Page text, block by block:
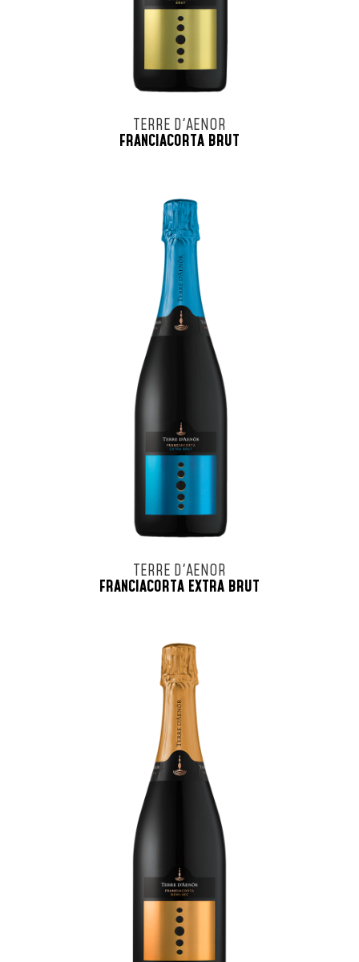
TERRE D'AENOR
FRANCIACORTA BRUT
TERRE D'AENOR
FRANCIACORTA EXTRA BRUT